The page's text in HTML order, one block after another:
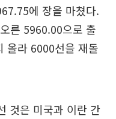
에 장을 마쳤다.
른 5960.00으로 출
올라 6000선을 재돌
것은 미국과 이란 간